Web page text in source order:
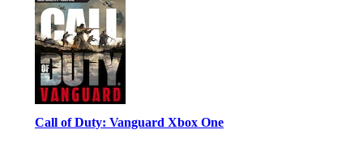
Call of Duty: Vanguard Xbox One